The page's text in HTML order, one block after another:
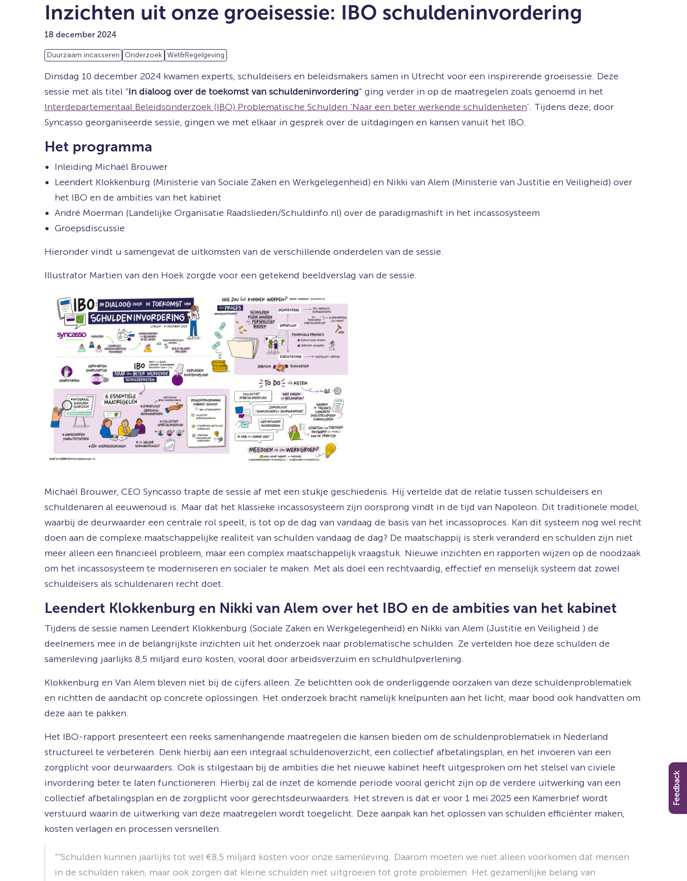
Inzichten uit onze groeisessie: IBO schuldeninvordering
18 december 2024
Duurzaam incasseren Onderzoek Wet&Regelgeving
Dinsdag 10 december 2024 kwamen experts, schuldeisers en beleidsmakers samen in Utrecht voor een inspirerende groeisessie. Deze
sessie met als titel “In dialoog over de toekomst van schuldeninvordering” ging verder in op de maatregelen zoals genoemd in het
Interdepartementaal Beleidsonderzoek (IBO) Problematische Schulden ‘Naar een beter werkende schuldenketen’. Tijdens deze, door
Syncasso georganiseerde sessie, gingen we met elkaar in gesprek over de uitdagingen en kansen vanuit het IBO.
Het programma
Inleiding Michaël Brouwer
Leendert Klokkenburg (Ministerie van Sociale Zaken en Werkgelegenheid) en Nikki van Alem (Ministerie van Justitie en Veiligheid) over
het IBO en de ambities van het kabinet
André Moerman (Landelijke Organisatie Raadslieden/Schuldinfo.nl) over de paradigmashift in het incassosysteem
Groepsdiscussie
Hieronder vindt u samengevat de uitkomsten van de verschillende onderdelen van de sessie.
Illustrator Martien van den Hoek zorgde voor een getekend beeldverslag van de sessie.
Michaël Brouwer, CEO Syncasso trapte de sessie af met een stukje geschiedenis. Hij vertelde dat de relatie tussen schuldeisers en
schuldenaren al eeuwenoud is. Maar dat het klassieke incassosysteem zijn oorsprong vindt in de tijd van Napoleon. Dit traditionele model,
waarbij de deurwaarder een centrale rol speelt, is tot op de dag van vandaag de basis van het incassoproces. Kan dit systeem nog wel recht
doen aan de complexe maatschappelijke realiteit van schulden vandaag de dag? De maatschappij is sterk veranderd en schulden zijn niet
meer alleen een financieel probleem, maar een complex maatschappelijk vraagstuk. Nieuwe inzichten en rapporten wijzen op de noodzaak
om het incassosysteem te moderniseren en socialer te maken. Met als doel een rechtvaardig, effectief en menselijk systeem dat zowel
schuldeisers als schuldenaren recht doet.
Leendert Klokkenburg en Nikki van Alem over het IBO en de ambities van het kabinet
Tijdens de sessie namen Leendert Klokkenburg (Sociale Zaken en Werkgelegenheid) en Nikki van Alem (Justitie en Veiligheid ) de
deelnemers mee in de belangrijkste inzichten uit het onderzoek naar problematische schulden. Ze vertelden hoe deze schulden de
samenleving jaarlijks 8,5 miljard euro kosten, vooral door arbeidsverzuim en schuldhulpverlening.
Klokkenburg en Van Alem bleven niet bij de cijfers alleen. Ze belichtten ook de onderliggende oorzaken van deze schuldenproblematiek
en richtten de aandacht op concrete oplossingen. Het onderzoek bracht namelijk knelpunten aan het licht, maar bood ook handvatten om
deze aan te pakken.
Het IBO-rapport presenteert een reeks samenhangende maatregelen die kansen bieden om de schuldenproblematiek in Nederland
structureel te verbeteren. Denk hierbij aan een integraal schuldenoverzicht, een collectief afbetalingsplan, en het invoeren van een
zorgplicht voor deurwaarders. Ook is stilgestaan bij de ambities die het nieuwe kabinet heeft uitgesproken om het stelsel van civiele
invordering beter te laten functioneren. Hierbij zal de inzet de komende periode vooral gericht zijn op de verdere uitwerking van een
collectief afbetalingsplan en de zorgplicht voor gerechtsdeurwaarders. Het streven is dat er voor 1 mei 2025 een Kamerbrief wordt
verstuurd waarin de uitwerking van deze maatregelen wordt toegelicht. Deze aanpak kan het oplossen van schulden efficiënter maken,
kosten verlagen en processen versnellen.
“Schulden kunnen jaarlijks tot wel €8,5 miljard kosten voor onze samenleving. Daarom moeten we niet alleen voorkomen dat mensen
in de schulden raken, maar ook zorgen dat kleine schulden niet uitgroeien tot grote problemen. Het gezamenlijke belang van
Feedback